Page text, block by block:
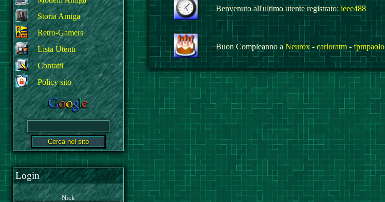
Storia Amiga
Retro-Gamers
Lista Utenti
Contatti
Policy sito
Login
Nick
Benvenuto all'ultimo utente registrato: ieee488
Buon Compleanno a Neurox - carloratm - fpmpaolo